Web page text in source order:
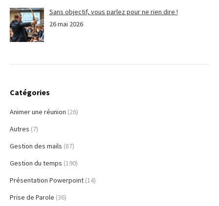
Sans objectif, vous parlez pour ne rien dire !
26 mai 2026
Catégories
Animer une réunion (26)
Autres (7)
Gestion des mails (87)
Gestion du temps (190)
Présentation Powerpoint (14)
Prise de Parole (36)